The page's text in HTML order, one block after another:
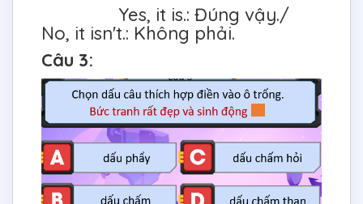
Yes, it is.: Đúng vậy./
No, it isn't.: Không phải.
Câu 3: